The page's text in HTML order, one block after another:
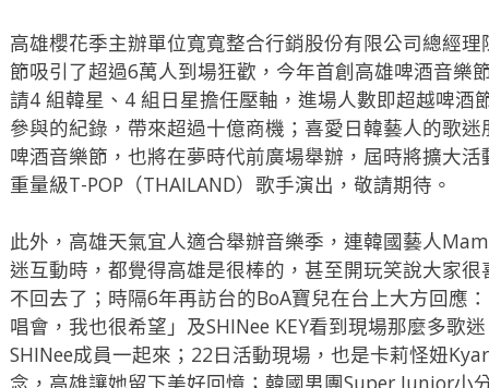
高雄櫻花季主辦單位寬寬整合行銷股份有限公司總經
節吸引了超過6萬人到場狂歡，今年首創高雄啤酒音樂
請4 組韓星、4 組日星擔任壓軸，進場人數即超越啤酒
參與的紀錄，帶來超過十億商機；喜愛日韓藝人的歌
啤酒音樂節，也將在夢時代前廣場舉辦，屆時將擴大
重量級T-POP（THAILAND）歌手演出，敬請期待。
此外，高雄天氣宜人適合舉辦音樂季，連韓國藝人
迷互動時，都覺得高雄是很棒的，甚至開玩笑說大家
不回去了；時隔6年再訪台的BoA寶兒在台上大方回應
唱會，我也很希望」及SHINee KEY看到現場那麼多歌
SHINee成員一起來；22日活動現場，也是卡莉怪妞
念，高雄讓她留下美好回憶；韓國男團Super Junior小